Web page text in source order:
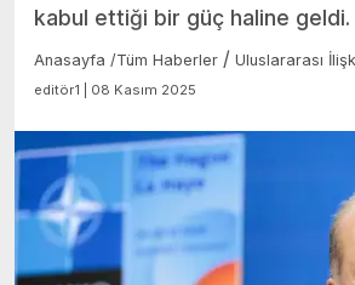
kabul ettiği bir güç haline geldi.
Anasayfa /Tüm Haberler / Uluslararası
editör1 | 08 Kasım 2025